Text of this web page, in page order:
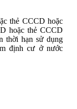
thẻ CCCD hoặc
hoặc thẻ CCCD
thời hạn sử dụng
định cư ở nước